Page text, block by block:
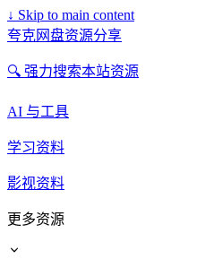
↓ Skip to main content
夸克网盘资源分享
🔍 强力搜索本站资源
AI 与工具
学习资料
影视资料
更多资源